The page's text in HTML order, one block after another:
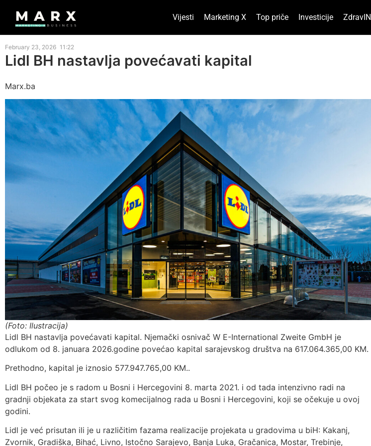
Vijesti Marketing X Top priče Investicije ZdravIN
February 23, 2026 11:22
Lidl BH nastavlja povećavati kapital
Marx.ba
(Foto: Ilustracija)
Lidl BH nastavlja povećavati kapital. Njemački osnivač W E-International Zweite GmbH je
odlukom od 8. januara 2026.godine povećao kapital sarajevskog društva na 617.064.365,00 KM.
Prethodno, kapital je iznosio 577.947.765,00 KM..
Lidl BH počeo je s radom u Bosni i Hercegovini 8. marta 2021. i od tada intenzivno radi na
gradnji objekata za start svog komecijalnog rada u Bosni i Hercegovini, koji se očekuje u ovoj
godini.
Lidl je već prisutan ili je u različitim fazama realizacije projekata u gradovima u biH: Kakanj,
Zvornik, Gradiška, Bihać, Livno, Istočno Sarajevo, Banja Luka, Gračanica, Mostar, Trebinje,